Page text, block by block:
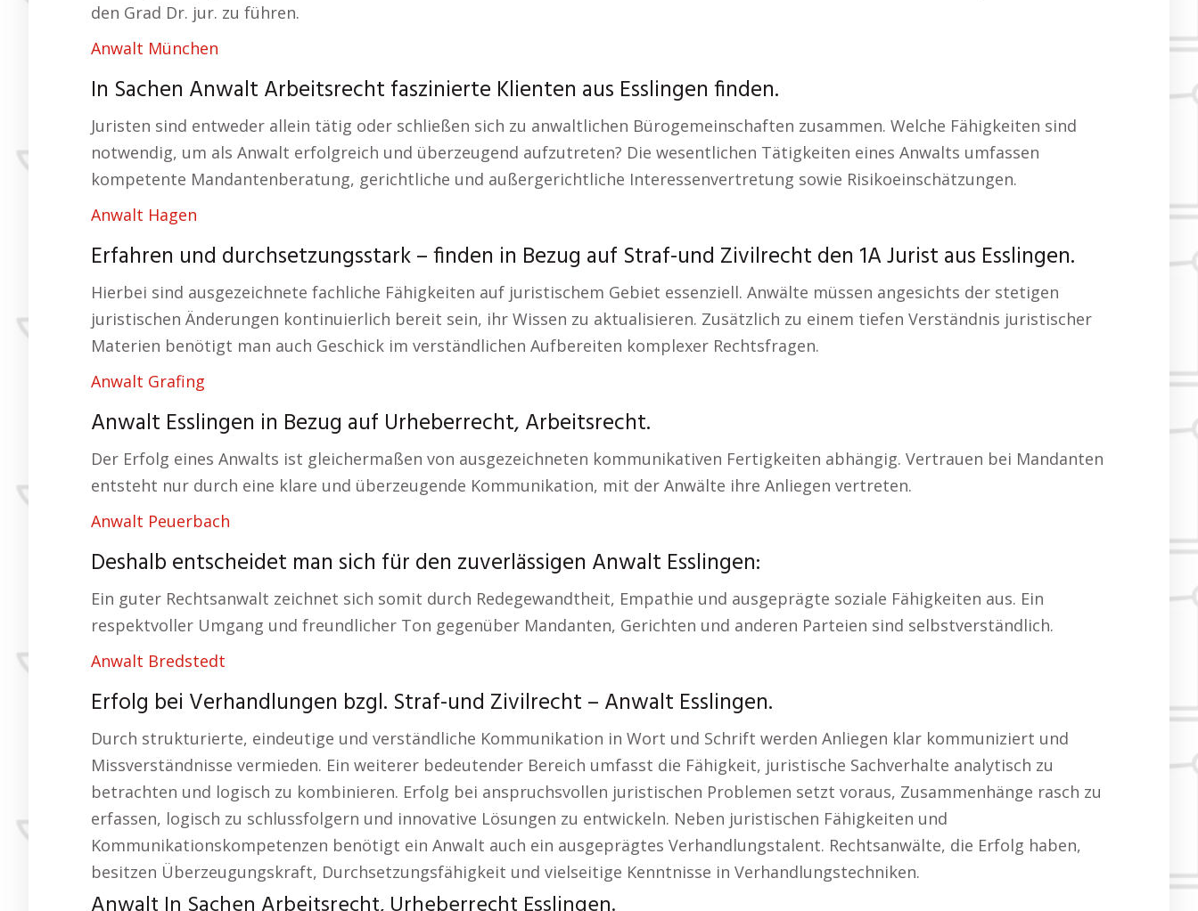
den Grad Dr. jur. zu führen.
Anwalt München
In Sachen Anwalt Arbeitsrecht faszinierte Klienten aus Esslingen finden.
Juristen sind entweder allein tätig oder schließen sich zu anwaltlichen Bürogemeinschaften zusammen. Welche Fähigkeiten sind
notwendig, um als Anwalt erfolgreich und überzeugend aufzutreten? Die wesentlichen Tätigkeiten eines Anwalts umfassen
kompetente Mandantenberatung, gerichtliche und außergerichtliche Interessenvertretung sowie Risikoeinschätzungen.
Anwalt Hagen
Erfahren und durchsetzungsstark – finden in Bezug auf Straf-und Zivilrecht den 1A Jurist aus Esslingen.
Hierbei sind ausgezeichnete fachliche Fähigkeiten auf juristischem Gebiet essenziell. Anwälte müssen angesichts der stetigen
juristischen Änderungen kontinuierlich bereit sein, ihr Wissen zu aktualisieren. Zusätzlich zu einem tiefen Verständnis juristischer
Materien benötigt man auch Geschick im verständlichen Aufbereiten komplexer Rechtsfragen.
Anwalt Grafing
Anwalt Esslingen in Bezug auf Urheberrecht, Arbeitsrecht.
Der Erfolg eines Anwalts ist gleichermaßen von ausgezeichneten kommunikativen Fertigkeiten abhängig. Vertrauen bei Mandanten
entsteht nur durch eine klare und überzeugende Kommunikation, mit der Anwälte ihre Anliegen vertreten.
Anwalt Peuerbach
Deshalb entscheidet man sich für den zuverlässigen Anwalt Esslingen:
Ein guter Rechtsanwalt zeichnet sich somit durch Redegewandtheit, Empathie und ausgeprägte soziale Fähigkeiten aus. Ein
respektvoller Umgang und freundlicher Ton gegenüber Mandanten, Gerichten und anderen Parteien sind selbstverständlich.
Anwalt Bredstedt
Erfolg bei Verhandlungen bzgl. Straf-und Zivilrecht – Anwalt Esslingen.
Durch strukturierte, eindeutige und verständliche Kommunikation in Wort und Schrift werden Anliegen klar kommuniziert und
Missverständnisse vermieden. Ein weiterer bedeutender Bereich umfasst die Fähigkeit, juristische Sachverhalte analytisch zu
betrachten und logisch zu kombinieren. Erfolg bei anspruchsvollen juristischen Problemen setzt voraus, Zusammenhänge rasch zu
erfassen, logisch zu schlussfolgern und innovative Lösungen zu entwickeln. Neben juristischen Fähigkeiten und
Kommunikationskompetenzen benötigt ein Anwalt auch ein ausgeprägtes Verhandlungstalent. Rechtsanwälte, die Erfolg haben,
besitzen Überzeugungskraft, Durchsetzungsfähigkeit und vielseitige Kenntnisse in Verhandlungstechniken.